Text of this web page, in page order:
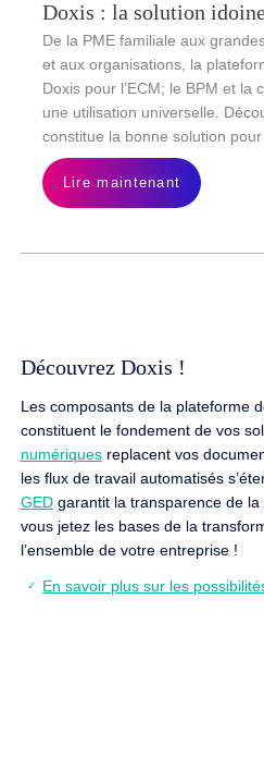
Doxis : la solution
De la PME familiale aux
et aux organisations, la
Doxis pour l’ECM; le BPM et la
une utilisation universelle.
constitue la bonne solution
Lire maintenant
Découvrez Doxis !
Les composants de la plateforme
constituent le fondement de vos
numériquesreplacent vos
les flux de travail automatisés
GEDgarantit la transparence de la
vous jetez les bases de la
l’ensemble de votre entreprise !
En savoir plus sur les